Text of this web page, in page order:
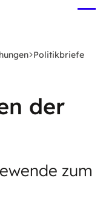
Politikbriefe
der
zum